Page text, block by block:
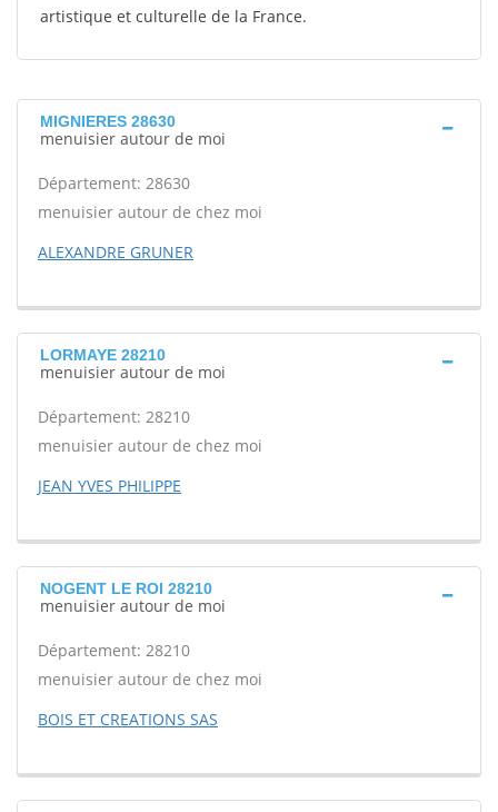
artistique et culturelle de la France.
MIGNIERES 28630
menuisier autour de moi
Département: 28630
menuisier autour de chez moi
ALEXANDRE GRUNER
LORMAYE 28210
menuisier autour de moi
Département: 28210
menuisier autour de chez moi
JEAN YVES PHILIPPE
NOGENT LE ROI 28210
menuisier autour de moi
Département: 28210
menuisier autour de chez moi
BOIS ET CREATIONS SAS